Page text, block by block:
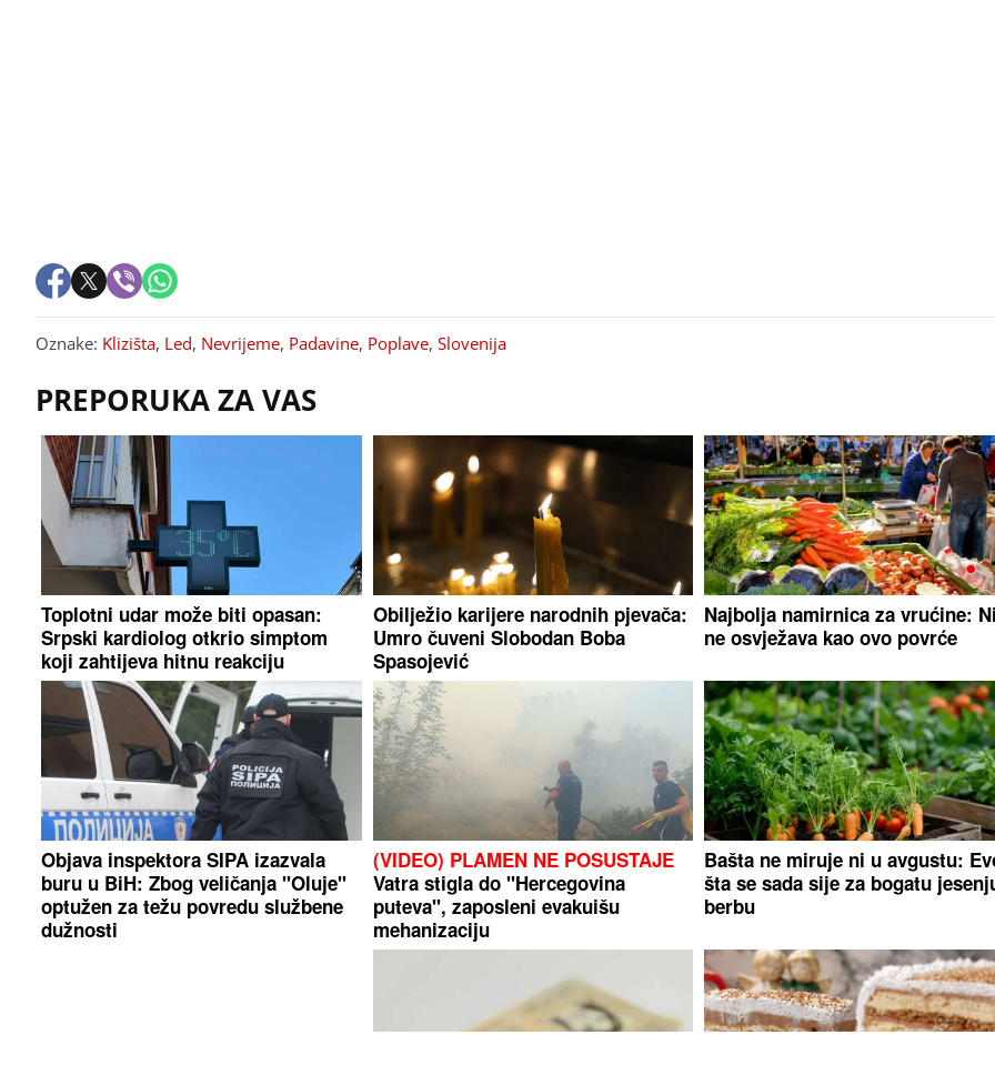
Oznake: Klizišta, Led, Nevrijeme, Padavine, Poplave, Slovenija
PREPORUKA ZA VAS
Toplotni udar može biti opasan:
Srpski kardiolog otkrio simptom
koji zahtijeva hitnu reakciju
Obilježio karijere narodnih pjevača:
Umro čuveni Slobodan Boba
Spasojević
Najbolja namirnica za vrućine:
ne osvježava kao ovo povrće
Objava inspektora SIPA izazvala
buru u BiH: Zbog veličanja "Oluje"
optužen za težu povredu službene
dužnosti
(VIDEO) PLAMEN NE POSUSTAJE
Vatra stigla do "Hercegovina
puteva", zaposleni evakuišu
mehanizaciju
Bašta ne miruje ni u avgustu:
šta se sada sije za bogatu
berbu